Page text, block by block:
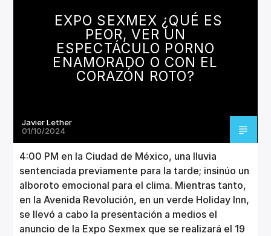
TÍTULO
Invencible Radio
EXPO SEXMEX ¿QUÉ ES
PEOR, VER UN
ESPECTÁCULO PORNO
ENAMORADO O CON EL
CORAZÓN ROTO?
Javier Lether
01/10/2024
4:00 PM en la Ciudad de México, una lluvia
sentenciada previamente para la tarde; insinúo un
alboroto emocional para el clima. Mientras tanto,
en la Avenida Revolución, en un verde Holiday Inn,
se llevó a cabo la presentación a medios el
anuncio de la Expo Sexmex que se realizará el 19